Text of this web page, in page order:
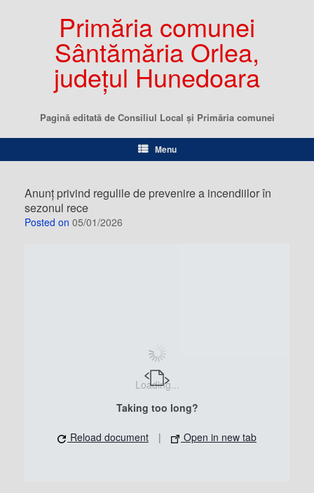
Primăria comunei
Sântămăria Orlea,
județul Hunedoara
Pagină editată de Consiliul Local şi Primăria comunei
Menu
Anunț privind regulile de prevenire a incendiilor în
sezonul rece
Posted on 05/01/2026
Loading...
Taking too long?
Reload document | Open in new tab